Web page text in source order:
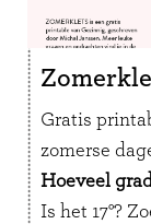
Gratis
zomerse
Hoeveel
Is het 17°?